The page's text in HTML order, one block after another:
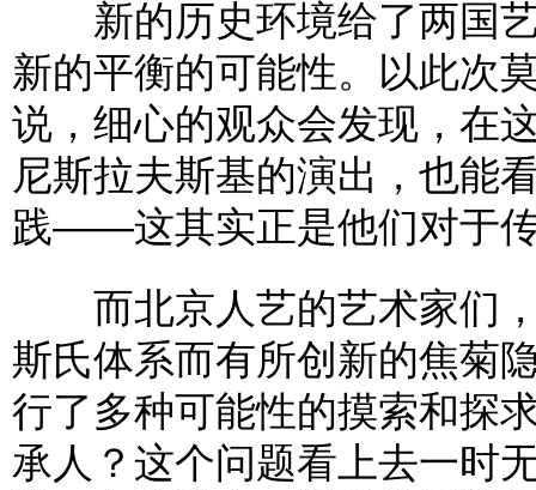
新的历史环境给了两国艺
新的平衡的可能性。以此次
说，细心的观众会发现，在
尼斯拉夫斯基的演出，也能
践——这其实正是他们对于
而北京人艺的艺术家们，
斯氏体系而有所创新的焦菊
行了多种可能性的摸索和探
承人？这个问题看上去一时